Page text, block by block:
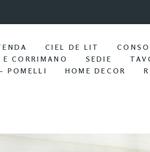
CIEL DE LIT
E CORRIMANO
SEDIE
POMELLI
HOME DECOR